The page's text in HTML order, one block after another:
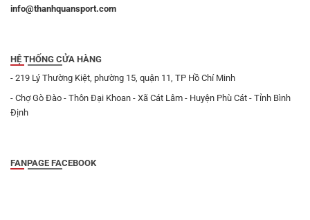
info@thanhquansport.com
HỆ THỐNG CỬA HÀNG
- 219 Lý Thường Kiệt, phường 15, quận 11, TP Hồ Chí Minh
- Chợ Gò Đào - Thôn Đại Khoan - Xã Cát Lâm - Huyện Phù Cát - Tỉnh Bình
Định
FANPAGE FACEBOOK